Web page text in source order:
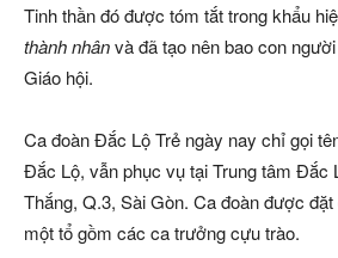
Tinh thần đó được tóm tắt trong khẩu
thành nhânvà đã tạo nên bao con
Giáo hội.
Ca đoàn Đắc Lộ Trẻ ngày nay chỉ gọi
Đắc Lộ, vẫn phục vụ tại Trung tâm Đắc
Thắng, Q.3, Sài Gòn. Ca đoàn được
một tổ gồm các ca trưởng cựu trào.